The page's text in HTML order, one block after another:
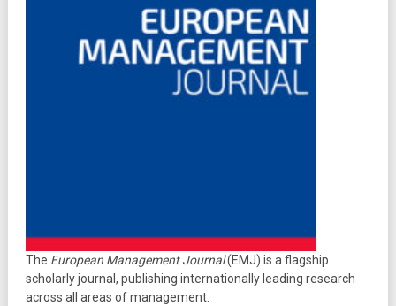
The European Management Journal(EMJ) is a flagship
scholarly journal, publishing internationally leading research
across all areas of management.